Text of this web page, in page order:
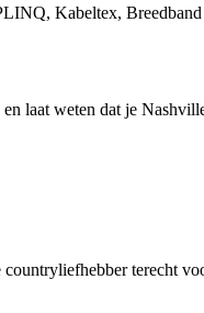
Kabeltex,
laat weten dat je
terecht